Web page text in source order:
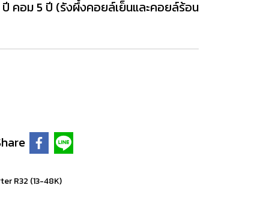
ปี คอม 5 ปี (รังผึ้งคอยล์เย็นและคอยล์ร้อน
R32 (13-48K)